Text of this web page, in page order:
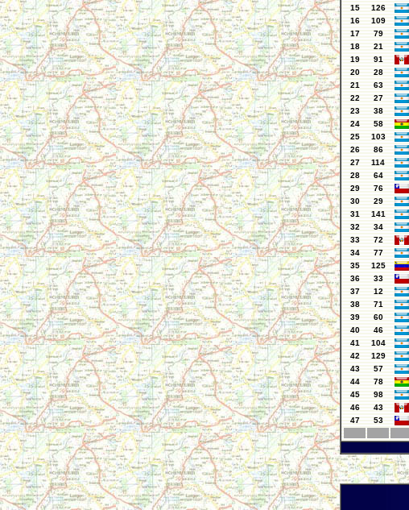
15
126
16
109
17
79
18
21
19
91
20
28
21
63
22
27
23
38
24
58
25
103
26
86
27
114
28
64
29
76
30
29
31
141
32
34
33
72
34
77
35
125
36
33
37
12
38
71
39
60
40
46
41
104
42
129
43
57
44
78
45
98
46
43
47
53